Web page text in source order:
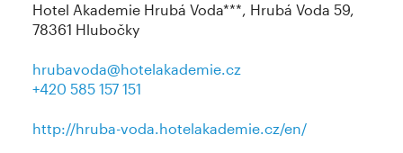
Hotel Akademie Hrubá Voda***, Hrubá Voda 59,
78361 Hlubočky
hrubavoda@hotelakademie.cz
+420 585 157 151
http://hruba-voda.hotelakademie.cz/en/